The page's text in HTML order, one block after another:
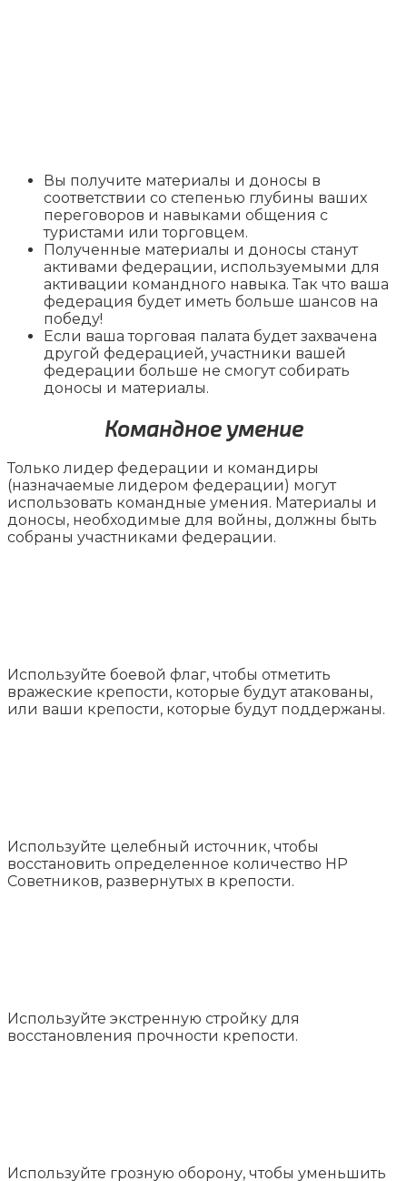
Вы получите материалы и доносы в
соответствии со степенью глубины ваших
переговоров и навыками общения с
туристами или торговцем.
Полученные материалы и доносы станут
активами федерации, используемыми для
активации командного навыка. Так что ваша
федерация будет иметь больше шансов на
победу!
Если ваша торговая палата будет захвачена
другой федерацией, участники вашей
федерации больше не смогут собирать
доносы и материалы.
Командное умение
Только лидер федерации и командиры
(назначаемые лидером федерации) могут
использовать командные умения. Материалы и
доносы, необходимые для войны, должны быть
собраны участниками федерации.
Используйте боевой флаг, чтобы отметить
вражеские крепости, которые будут атакованы,
или ваши крепости, которые будут поддержаны.
Используйте целебный источник, чтобы
восстановить определенное количество HP
Советников, развернутых в крепости.
Используйте экстренную стройку для
восстановления прочности крепости.
Используйте грозную оборону, чтобы уменьшить